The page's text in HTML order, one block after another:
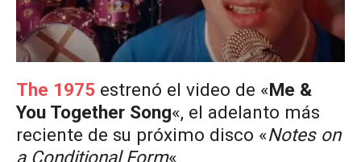
The 1975 estrenó el video de «Me &
You Together Song«, el adelanto más
reciente de su próximo disco «Notes on
a Conditional Form«.